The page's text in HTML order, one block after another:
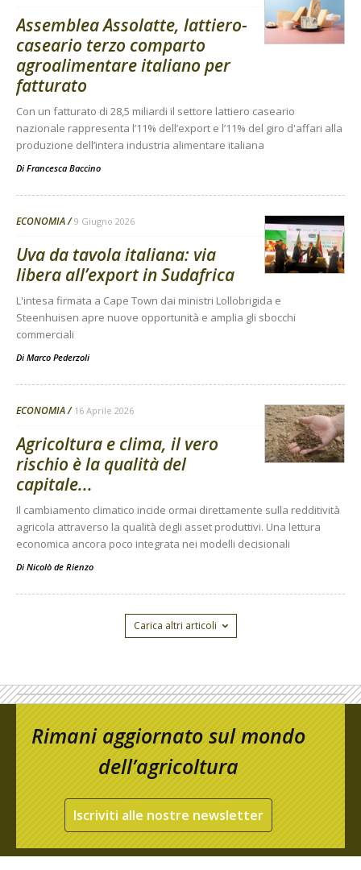
Assemblea Assolatte, lattiero-
caseario terzo comparto
agroalimentare italiano per
fatturato
Con un fatturato di 28,5 miliardi il settore lattiero caseario
nazionale rappresenta l’11% dell’export e l’11% del giro d'affari alla
produzione dell’intera industria alimentare italiana
Di Francesca Baccino
ECONOMIA 9 Giugno 2026
Uva da tavola italiana: via
libera all’export in Sudafrica
L'intesa firmata a Cape Town dai ministri Lollobrigida e
Steenhuisen apre nuove opportunità e amplia gli sbocchi
commerciali
Di Marco Pederzoli
ECONOMIA 16 Aprile 2026
Agricoltura e clima, il vero
rischio è la qualità del
capitale...
Il cambiamento climatico incide ormai direttamente sulla redditività
agricola attraverso la qualità degli asset produttivi. Una lettura
economica ancora poco integrata nei modelli decisionali
Di Nicolò de Rienzo
Carica altri articoli
Rimani aggiornato sul mondo
dell’agricoltura
Iscriviti alle nostre newsletter